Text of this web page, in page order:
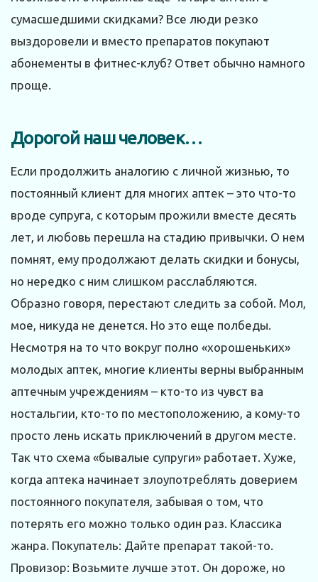
сумасшедшими скидками? Все люди резко
выздоровели и вместо препаратов покупают
абонементы в фитнес-клуб? Ответ обычно намного
проще.
Дорогой наш человек…
Если продолжить аналогию с личной жизнью, то
постоянный клиент для многих аптек – это что-то
вроде супруга, с которым прожили вместе десять
лет, и любовь перешла на стадию привычки. О нем
помнят, ему продолжают делать скидки и бонусы,
но нередко с ним слишком расслабляются.
Образно говоря, перестают следить за собой. Мол,
мое, никуда не денется. Но это еще полбеды.
Несмотря на то что вокруг полно «хорошеньких»
молодых аптек, многие клиенты верны выбранным
аптечным учреждениям – кто-то из чувст ва
ностальгии, кто-то по местоположению, а кому-то
просто лень искать приключений в другом месте.
Так что схема «бывалые супруги» работает. Хуже,
когда аптека начинает злоупотреблять доверием
постоянного покупателя, забывая о том, что
потерять его можно только один раз. Классика
жанра. Покупатель: Дайте препарат такой-то.
Провизор: Возьмите лучше этот. Он дороже, но